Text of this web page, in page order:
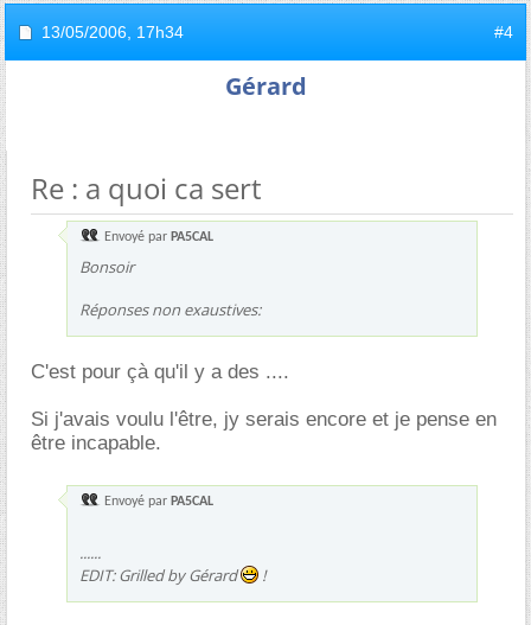
13/05/2006, 17h34 #4
Gérard
Re : a quoi ca sert
Envoyé par PA5CAL
Bonsoir
Réponses non exaustives:
C'est pour çà qu'il y a des ....
Si j'avais voulu l'être, jy serais encore et je pense en
être incapable.
Envoyé par PA5CAL
......
EDIT: Grilled by Gérard
!